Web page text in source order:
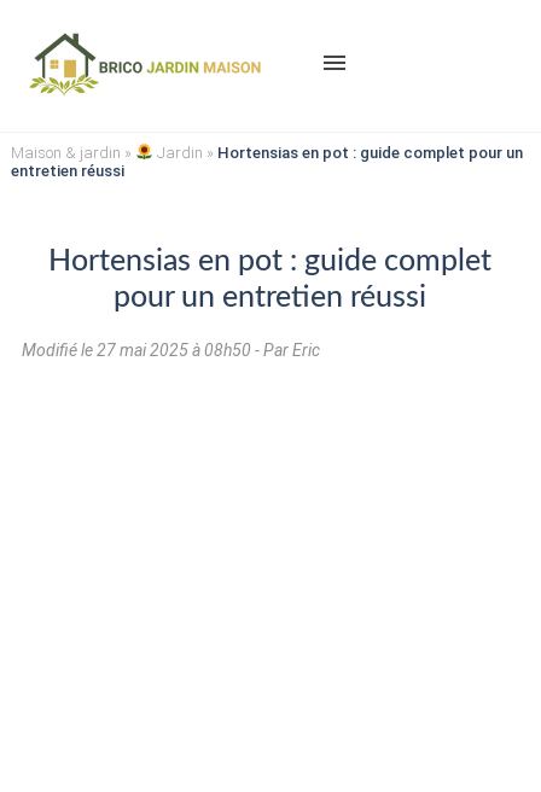
menu
Maison & jardin » Jardin » Hortensias en pot : guide complet pour un
entretien réussi
Hortensias en pot : guide complet
pour un entretien réussi
Modifié le27 mai 2025 à 08h50 - Par Eric